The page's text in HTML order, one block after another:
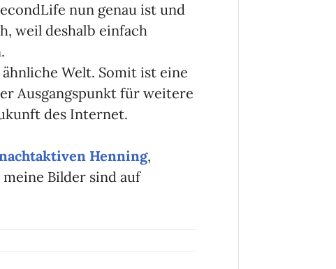
nun genau ist und
weil deshalb einfach
Welt. Somit ist eine
Ausgangspunkt für weitere
des Internet.
Henning,
Bilder sind auf